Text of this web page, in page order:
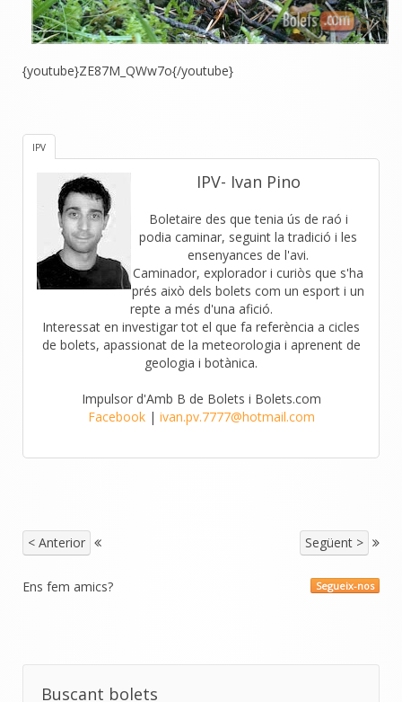
{youtube}ZE87M_QWw7o{/youtube}
IPV
IPV- Ivan Pino
Boletaire des que tenia ús de raó i
podia caminar, seguint la tradició i les
ensenyances de l'avi.
Caminador, explorador i curiòs que s'ha
prés això dels bolets com un esport i un
repte a més d'una afició.
Interessat en investigar tot el que fa referència a cicles
de bolets, apassionat de la meteorologia i aprenent de
geologia i botànica.
Impulsor d'Amb B de Bolets i Bolets.com
Facebook| ivan.pv.7777@hotmail.com
< Anterior Següent >
Segueix-nos
Ens fem amics?
Buscant bolets